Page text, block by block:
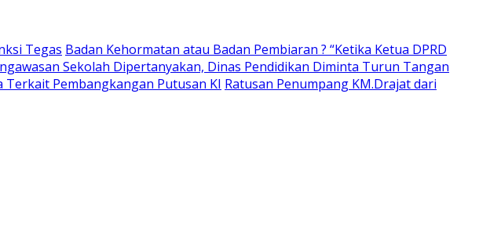
Tegas Badan Kehormatan atau Badan Pembiaran ? “Ketika Ketua DPRD
Sekolah Dipertanyakan, Dinas Pendidikan Diminta Turun Tangan
Pembangkangan Putusan KI Ratusan Penumpang KM.Drajat dari